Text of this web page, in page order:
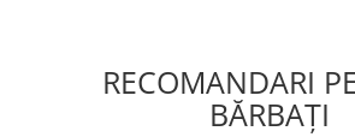
RECOMANDARI
BĂRBAŢI